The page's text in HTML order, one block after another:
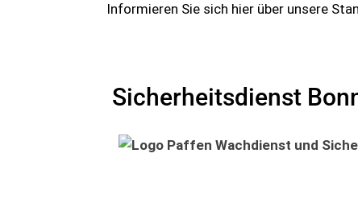
Informieren Sie sich hier über unsere
Sicherheitsdienst